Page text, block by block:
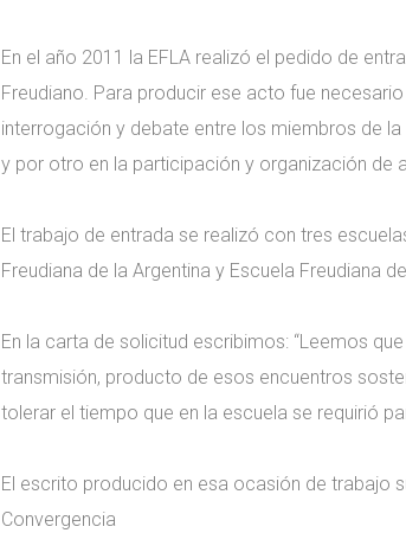
En el año 2011 la EFLA realizó el pedido de
Freudiano. Para producir ese acto fue
interrogación y debate entre los miembros de
y por otro en la participación y organización de
El trabajo de entrada se realizó con tres
Freudiana de la Argentina y Escuela Freudiana
En la carta de solicitud escribimos: “Leemos
transmisión, producto de esos encuentros
tolerar el tiempo que en la escuela se requirió
El escrito producido en esa ocasión de trabajo
Convergencia